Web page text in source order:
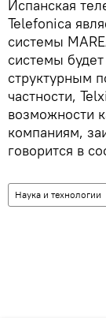
Испанская
Telefonica
системы
системы
структурным
частности,
возможности
компаниям,
говорится в
Наука и технологии